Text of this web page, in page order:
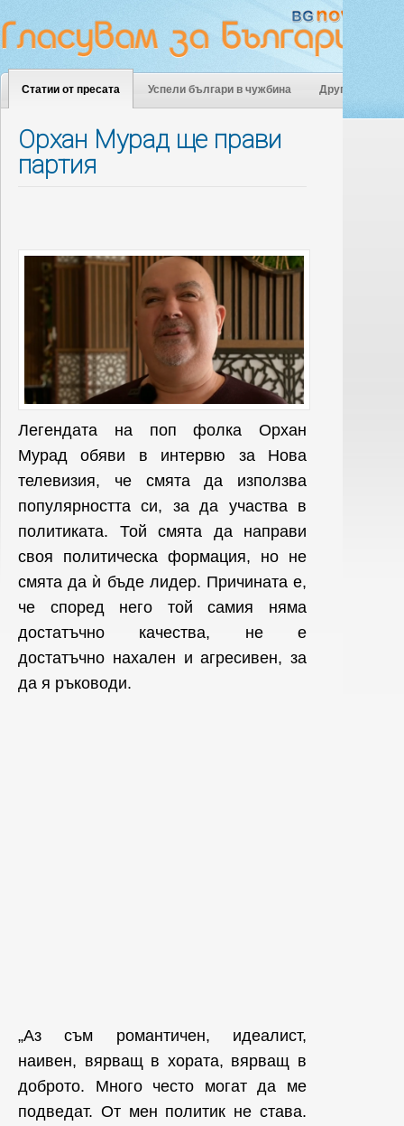
Статии от пресата Успели българи в чужбина Други
Орхан Мурад ще прави
партия
Легендата на поп фолка Орхан
Мурад обяви в интервю за Нова
телевизия, че смята да използва
популярността си, за да участва в
политиката. Той смята да направи
своя политическа формация, но не
смята да ѝ бъде лидер. Причината е,
че според него той самия няма
достатъчно качества, не е
достатъчно нахален и агресивен, за
да я ръководи.
„Аз съм романтичен, идеалист,
наивен, вярващ в хората, вярващ в
доброто. Много често могат да ме
подведат. От мен политик не става.